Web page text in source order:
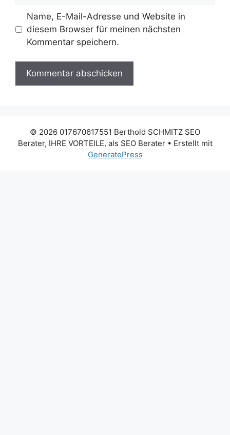
Name, E-Mail-Adresse und Website in
diesem Browser für meinen nächsten
Kommentar speichern.
© 2026 017670617551 Berthold SCHMITZ SEO
Berater, IHRE VORTEILE, als SEO Berater• Erstellt mit
GeneratePress